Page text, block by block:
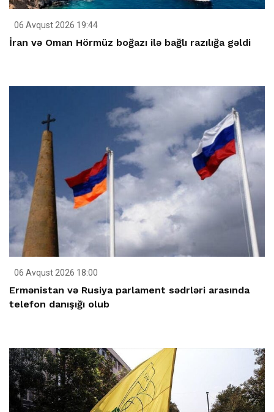
06 Avqust 2026 19:44
İran və Oman Hörmüz boğazı ilə bağlı razılığa gəldi
06 Avqust 2026 18:00
Ermənistan və Rusiya parlament sədrləri arasında
telefon danışığı olub